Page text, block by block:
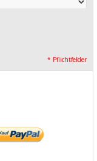
* Pflichtfelder